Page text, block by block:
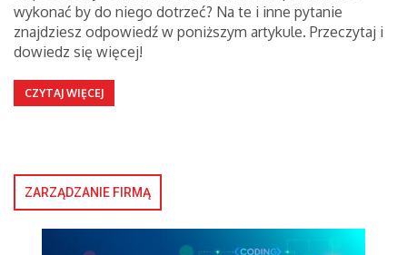
wykonać by do niego dotrzeć? Na te i inne pytanie
znajdziesz odpowiedź w poniższym artykule. Przeczytaj i
dowiedz się więcej!
CZYTAJ WIĘCEJ
ZARZĄDZANIE FIRMĄ